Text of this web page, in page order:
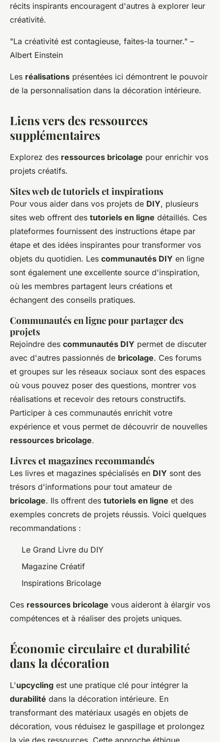
récits inspirants encouragent d'autres à explorer leur
créativité.
"La créativité est contagieuse, faites-la tourner." –
Albert Einstein
Les réalisations présentées ici démontrent le pouvoir
de la personnalisation dans la décoration intérieure.
Liens vers des ressources
supplémentaires
Explorez des ressources bricolage pour enrichir vos
projets créatifs.
Sites web de tutoriels et inspirations
Pour vous aider dans vos projets de DIY, plusieurs
sites web offrent des tutoriels en ligne détaillés. Ces
plateformes fournissent des instructions étape par
étape et des idées inspirantes pour transformer vos
objets du quotidien. Les communautés DIY en ligne
sont également une excellente source d'inspiration,
où les membres partagent leurs créations et
échangent des conseils pratiques.
Communautés en ligne pour partager des
projets
Rejoindre des communautés DIY permet de discuter
avec d'autres passionnés de bricolage. Ces forums
et groupes sur les réseaux sociaux sont des espaces
où vous pouvez poser des questions, montrer vos
réalisations et recevoir des retours constructifs.
Participer à ces communautés enrichit votre
expérience et vous permet de découvrir de nouvelles
ressources bricolage.
Livres et magazines recommandés
Les livres et magazines spécialisés en DIY sont des
trésors d'informations pour tout amateur de
bricolage. Ils offrent des tutoriels en ligne et des
exemples concrets de projets réussis. Voici quelques
recommandations :
Le Grand Livre du DIY
Magazine Créatif
Inspirations Bricolage
Ces ressources bricolage vous aideront à élargir vos
compétences et à réaliser des projets uniques.
Économie circulaire et durabilité
dans la décoration
L'upcycling est une pratique clé pour intégrer la
durabilité dans la décoration intérieure. En
transformant des matériaux usagés en objets de
décoration, vous réduisez le gaspillage et prolongez